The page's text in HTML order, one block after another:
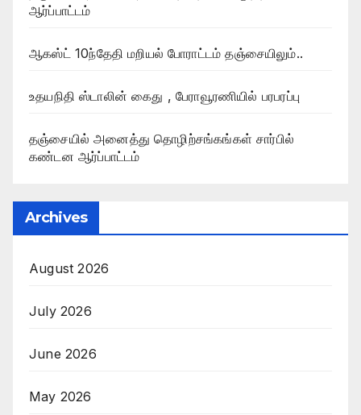
ஆர்ப்பாட்டம்
ஆகஸ்ட் 10ந்தேதி மறியல் போராட்டம் தஞ்சையிலும்..
உதயநிதி ஸ்டாலின் கைது , பேராவூரணியில் பரபரப்பு
தஞ்சையில் அனைத்து தொழிற்சங்கங்கள் சார்பில்
கண்டன ஆர்ப்பாட்டம்
Archives
August 2026
July 2026
June 2026
May 2026